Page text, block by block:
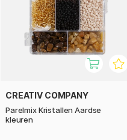
CREATIV COMPANY
Parelmix Kristallen Aardse
kleuren